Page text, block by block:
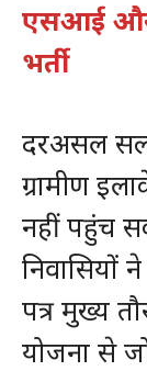
एसआई और
भर्ती
दरअसल
ग्रामीण
नहीं पहुंच
निवासियों
पत्र मुख्य
योजना से